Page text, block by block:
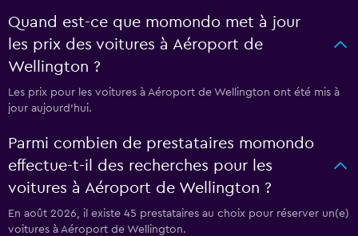
Quand est-ce que momondo met à jour
les prix des voitures à Aéroport de
Wellington ?
Les prix pour les voitures à Aéroport de Wellington ont été mis à
jour aujourd'hui.
Parmi combien de prestataires momondo
effectue-t-il des recherches pour les
voitures à Aéroport de Wellington ?
En août 2026, il existe 45 prestataires au choix pour réserver un(e)
voitures à Aéroport de Wellington.